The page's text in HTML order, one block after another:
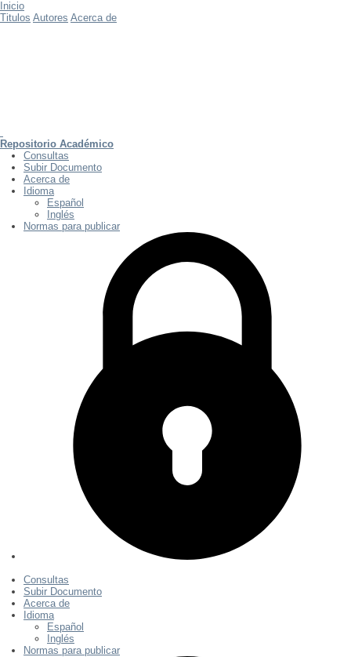
Inicio
Titulos Autores Acerca de
Repositorio Académico
Consultas
Subir Documento
Acerca de
Idioma
Español
Inglés
Normas para publicar
Consultas
Subir Documento
Acerca de
Idioma
Español
Inglés
Normas para publicar